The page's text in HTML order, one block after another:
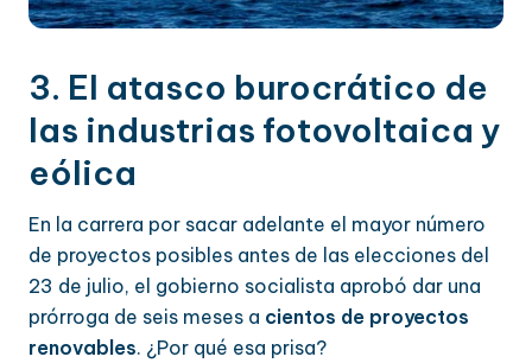
3. El atasco burocrático de
las industrias fotovoltaica y
eólica
En la carrera por sacar adelante el mayor número
de proyectos posibles antes de las elecciones del
23 de julio, el gobierno socialista aprobó dar una
prórroga de seis meses a cientos de proyectos
renovables. ¿Por qué esa prisa?